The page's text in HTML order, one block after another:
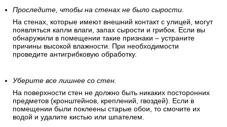
Проследите, чтобы на стенах не было сырости.
На стенах, которые имеют внешний контакт с улицей, могут
появляться капли влаги, запах сырости и грибок. Если вы
обнаружили в помещении такие признаки – устраните
причины высокой влажности. При необходимости
проведите антигрибковую обработку.
Уберите все лишнее со стен.
На поверхности стен не должно быть никаких посторонних
предметов (кронштейнов, креплений, гвоздей). Если в
помещении были поклеены старые обои, то смочите их
водой и удалите кистью или шпателем.